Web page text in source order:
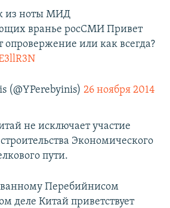
из ноты МИД
вранье росСМИ Привет
опровержение или как всегда?
(@YPerebyinis) 26 ноября 2014
не исключает участие
Экономического
пути.
Перебийнисом
деле Китай приветствует